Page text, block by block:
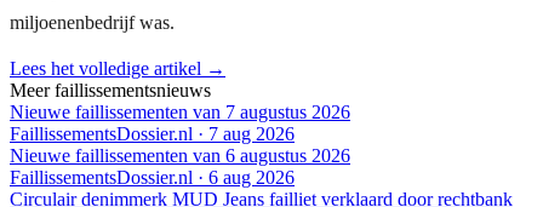
miljoenenbedrijf was.
Lees het volledige artikel →
Meer faillissementsnieuws
Nieuwe faillissementen van 7 augustus 2026
FaillissementsDossier.nl · 7 aug 2026
Nieuwe faillissementen van 6 augustus 2026
FaillissementsDossier.nl · 6 aug 2026
Circulair denimmerk MUD Jeans failliet verklaard door rechtbank